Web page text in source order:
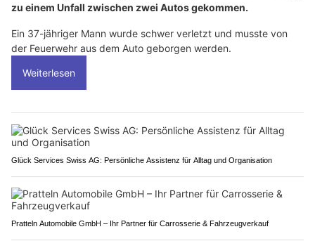
zu einem Unfall zwischen zwei Autos gekommen.
Ein 37-jähriger Mann wurde schwer verletzt und musste von
der Feuerwehr aus dem Auto geborgen werden.
Weiterlesen
Glück Services Swiss AG: Persönliche Assistenz für Alltag und Organisation
Pratteln Automobile GmbH – Ihr Partner für Carrosserie & Fahrzeugverkauf